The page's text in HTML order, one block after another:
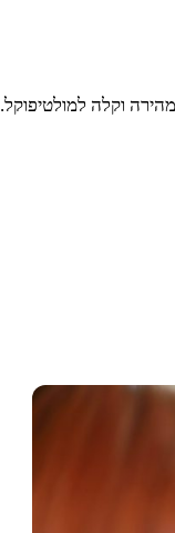
וקלה למולטיפוקל.